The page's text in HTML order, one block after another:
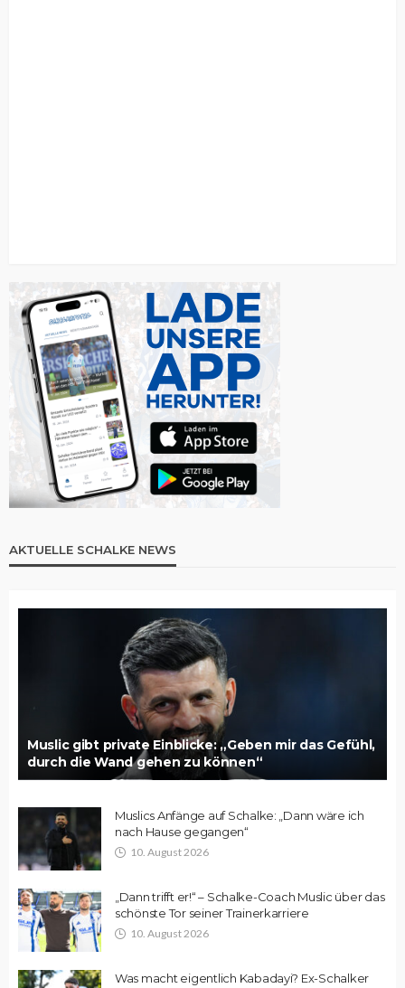
AKTUELLE SCHALKE NEWS
Muslic gibt private Einblicke: „Geben mir das Gefühl,
durch die Wand gehen zu können“
Muslics Anfänge auf Schalke: „Dann wäre ich
nach Hause gegangen“
10. August 2026
„Dann trifft er!“ – Schalke-Coach Muslic über das
schönste Tor seiner Trainerkarriere
10. August 2026
Was macht eigentlich Kabadayi? Ex-Schalker